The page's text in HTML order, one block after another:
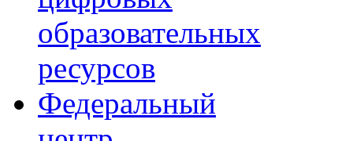
образовательных
ресурсов
Федеральный